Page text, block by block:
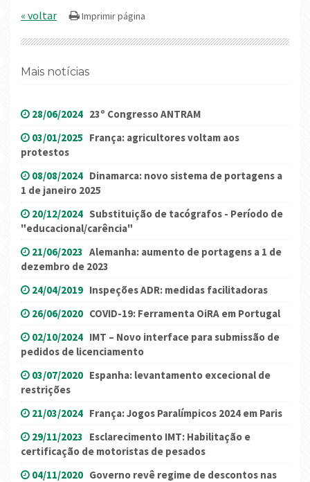
« voltar
Mais notícias
28/06/2024 23º Congresso ANTRAM
03/01/2025 França: agricultores voltam aos
protestos
08/08/2024 Dinamarca: novo sistema de portagens a
1 de janeiro 2025
20/12/2024 Substituição de tacógrafos - Período de
"educacional/carência"
21/06/2023 Alemanha: aumento de portagens a 1 de
dezembro de 2023
24/04/2019 Inspeções ADR: medidas facilitadoras
26/06/2020 COVID-19: Ferramenta OiRA em Portugal
02/10/2024 IMT – Novo interface para submissão de
pedidos de licenciamento
03/07/2020 Espanha: levantamento excecional de
restrições
21/03/2024 França: Jogos Paralímpicos 2024 em Paris
29/11/2023 Esclarecimento IMT: Habilitação e
certificação de motoristas de pesados
04/11/2020 Governo revê regime de descontos nas